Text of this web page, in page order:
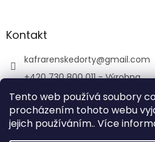
Tento web používá soubory
procházením tohoto webu
jejich používáním.. Více
Kontakt
kafrarenskedorty@gmail.com
+420 730 800 011 - Výrobna
+420 733 769 344 - Kavárna
porubskakafrarna/